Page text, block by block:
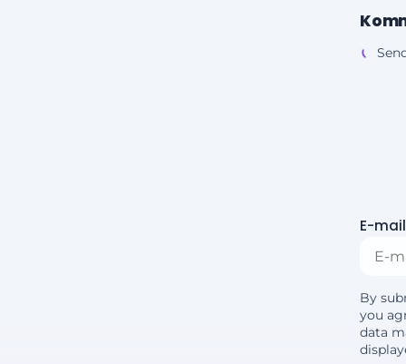
E-mail
By
you
data